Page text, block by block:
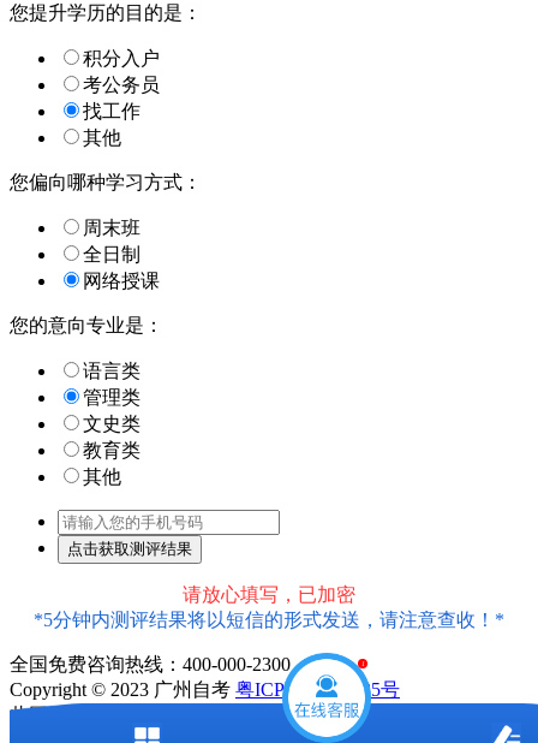
您提升学历的目的是：
积分入户
考公务员
找工作
其他
您偏向哪种学习方式：
周末班
全日制
网络授课
您的意向专业是：
语言类
管理类
文史类
教育类
其他
请放心填写，已加密
*5分钟内测评结果将以短信的形式发送，请注意查收！*
全国免费咨询热线：400-000-2300
Copyright © 2023 广州自考 粤ICP备18016435号
此网站信息属于广州市天河区大牛教育培训中心有限公司